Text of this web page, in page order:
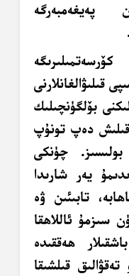
پەيغەمبەرگە
قىلىۋالغانلارنى
بۆلگۈنچىلىك
دەپ تونۇپ
بولىسىز. چۈنكى
يەر شارىدا
تابىئىن ۋە
سىزمۇ ئاللاھقا
ھەققىدە
قىلشىقا